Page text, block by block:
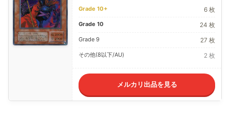
Grade 10+ 6 枚
Grade 10 24 枚
Grade 9 27 枚
その他(8以下/AU) 2 枚
メルカリ出品を見る